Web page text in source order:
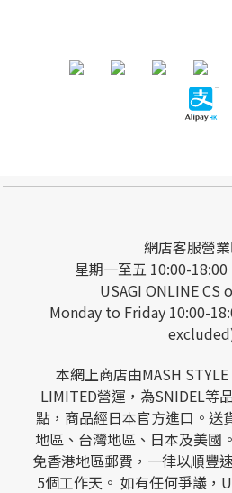
網店客服營
星期一至五 10:00-
USAGI ONLINE CS
Monday to Friday 10:00-
本網上商店由MASH
LIMITED營運，為SNIDEL等
點，商品經日本官方進口。送
地區、台灣地區、日本及美國
免香港地區郵費，一律以順豐
5個工作天。 如有任何爭議，